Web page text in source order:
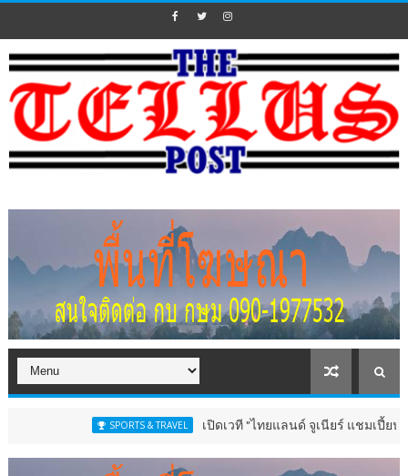
SPORTS & TRAVEL เปิดเวที "ไทยแลนด์ จูเนียร์ แชมเปี้ยนชิพ" 13-16